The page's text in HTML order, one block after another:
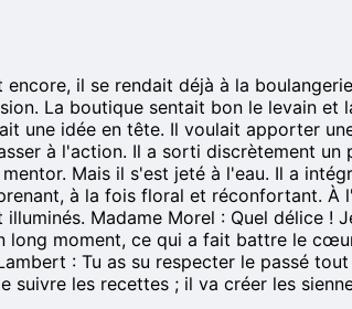
il se rendait déjà à la
La boutique sentait bon le levain
une idée en tête. Il voulait apporter
à l'action. Il a sorti discrètement
Mais il s'est jeté à l'eau. Il a
à la fois floral et réconfortant.
Madame Morel : Quel délice
long moment, ce qui a fait battre le
: Tu as su respecter le passé
suivre les recettes ; il va créer les